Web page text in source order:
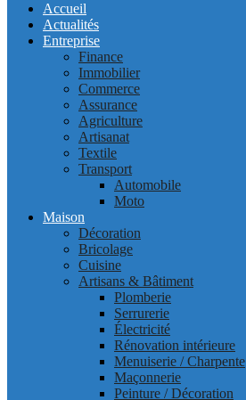
Accueil
Actualités
Entreprise
Finance
Immobilier
Commerce
Assurance
Agriculture
Artisanat
Textile
Transport
Automobile
Moto
Maison
Décoration
Bricolage
Cuisine
Artisans & Bâtiment
Plomberie
Serrurerie
Électricité
Rénovation intérieure
Menuiserie / Charpente
Maçonnerie
Peinture / Décoration